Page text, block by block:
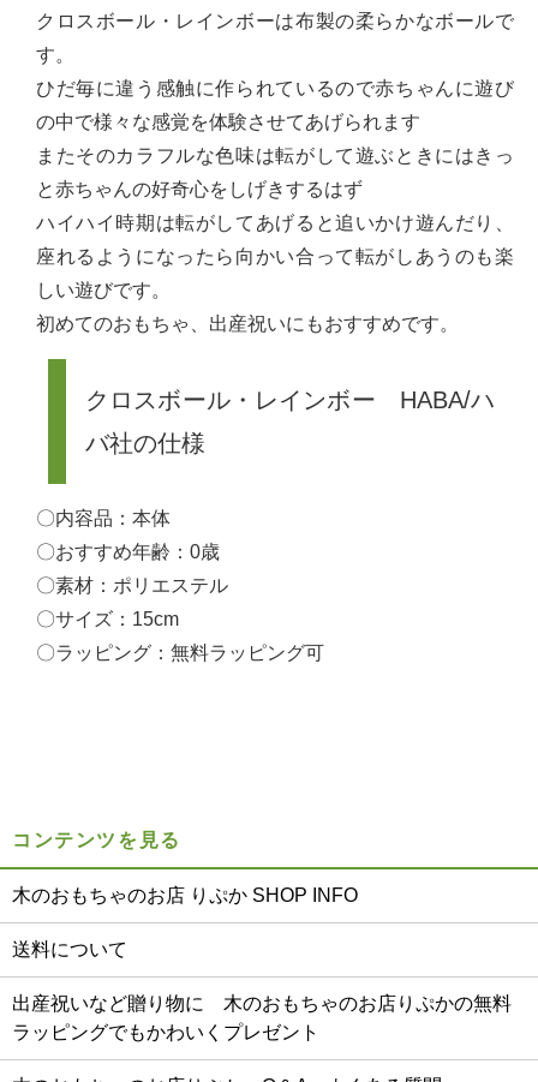
クロスボール・レインボーは布製の柔らかなボールで
す。
ひだ毎に違う感触に作られているので赤ちゃんに遊び
の中で様々な感覚を体験させてあげられます
またそのカラフルな色味は転がして遊ぶときにはきっ
と赤ちゃんの好奇心をしげきするはず
ハイハイ時期は転がしてあげると追いかけ遊んだり、
座れるようになったら向かい合って転がしあうのも楽
しい遊びです。
初めてのおもちゃ、出産祝いにもおすすめです。
クロスボール・レインボー HABA/ハ
バ社の仕様
〇内容品：本体
〇おすすめ年齢：0歳
〇素材：ポリエステル
〇サイズ：15cm
〇ラッピング：無料ラッピング可
コンテンツを見る
木のおもちゃのお店 りぷか SHOP INFO
送料について
出産祝いなど贈り物に 木のおもちゃのお店りぷかの無料
ラッピングでもかわいくプレゼント